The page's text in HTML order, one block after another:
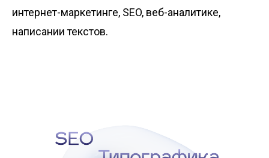
интернет-маркетинге, SEO, веб-аналитике,
написании текстов.